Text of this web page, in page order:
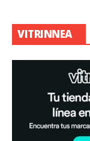
VITRINNEA